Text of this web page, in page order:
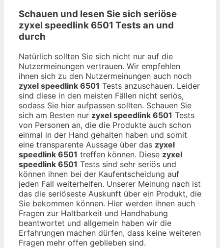
Schauen und lesen Sie sich seriöse
zyxel speedlink 6501 Tests an und
durch
Natürlich sollten Sie sich nicht nur auf die
Nutzermeinungen vertrauen. Wir empfehlen
ihnen sich zu den Nutzermeinungen auch noch
zyxel speedlink 6501 Tests anzuschauen. Leider
sind diese in den meisten Fällen nicht seriös,
sodass Sie hier aufpassen sollten. Schauen Sie
sich am Besten nur zyxel speedlink 6501 Tests
von Personen an, die die Produkte auch schon
einmal in der Hand gehalten haben und somit
eine transparente Aussage über das zyxel
speedlink 6501 treffen können. Diese zyxel
speedlink 6501 Tests sind sehr seriös und
können ihnen bei der Kaufentscheidung auf
jeden Fall weiterhelfen. Unserer Meinung nach ist
das die seriöseste Auskunft über ein Produkt, die
Sie bekommen können. Hier werden ihnen auch
Fragen zur Haltbarkeit und Handhabung
beantwortet und allgemein haben wir die
Erfahrungen machen dürfen, dass keine weiteren
Fragen mehr offen geblieben sind.